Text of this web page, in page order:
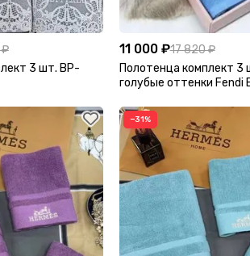
₽
3 шт. BP-
11 000 ₽17 820 ₽
Полотенца комплект 3
голубые оттенки Fendi
−31%